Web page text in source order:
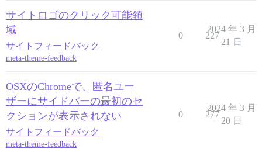
サイトロゴのクリック可能領
域
サイトフィードバック
meta-theme-feedback
0 227
2024 年 3 月
21 日
OSXのChromeで、匿名ユー
ザーにサイドバーの最初のセ
クションが表示されない
サイトフィードバック
meta-theme-feedback
0 277
2024 年 3 月
20 日